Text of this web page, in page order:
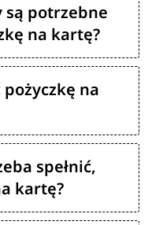
są potrzebne
na kartę?
pożyczkę na
spełnić,
kartę?